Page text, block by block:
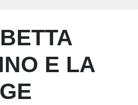
E LA